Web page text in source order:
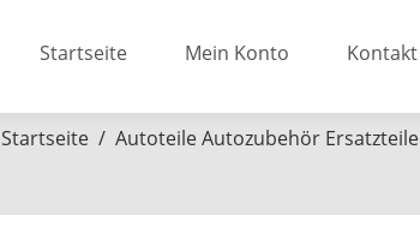
Startseite Mein Konto Kontakt
Startseite Autoteile Autozubehör Ersatzteile